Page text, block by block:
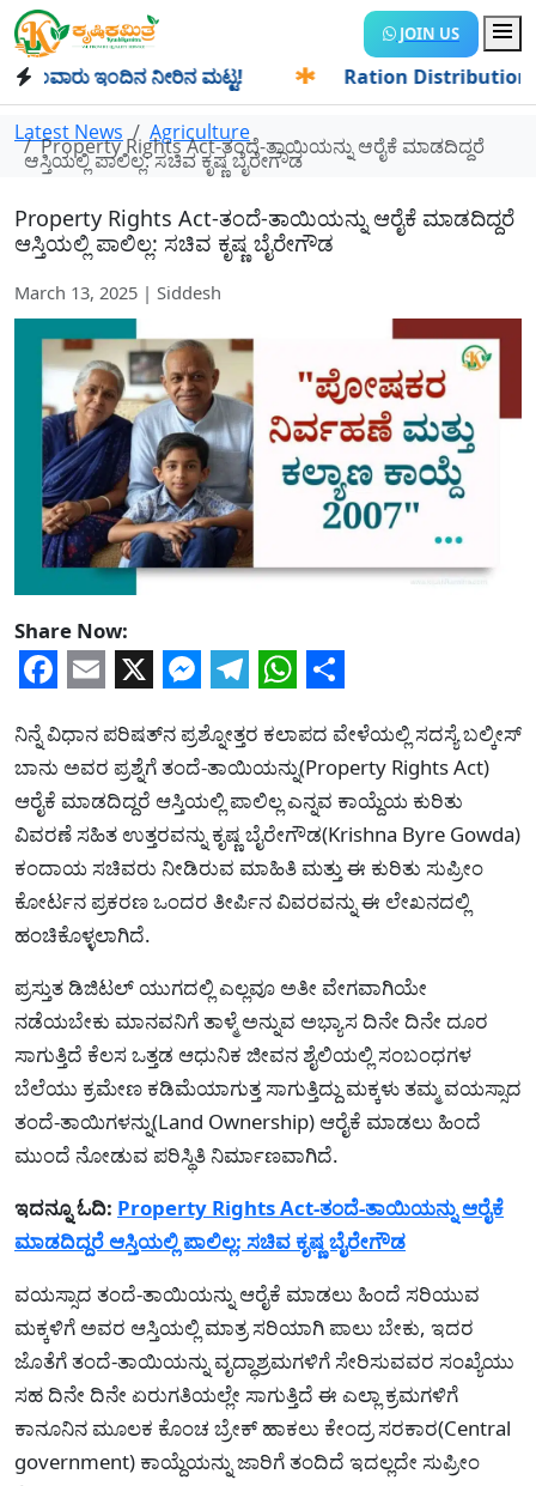
JOIN US
ಇಂದಿನ ನೀರಿನ ಮಟ್ಟ! Ration Distribution-
Latest News Agriculture
Property Rights Act-ತಂದೆ-ತಾಯಿಯನ್ನು ಆರೈಕೆ ಮಾಡದಿದ್ದರೆ
ಆಸ್ತಿಯಲ್ಲಿ ಪಾಲಿಲ್ಲ: ಸಚಿವ ಕೃಷ್ಣ ಬೈರೇಗೌಡ
Property Rights Act-ತಂದೆ-ತಾಯಿಯನ್ನು ಆರೈಕೆ ಮಾಡದಿದ್ದರೆ
ಆಸ್ತಿಯಲ್ಲಿ ಪಾಲಿಲ್ಲ: ಸಚಿವ ಕೃಷ್ಣ ಬೈರೇಗೌಡ
March 13, 2025 | Siddesh
Share Now:
Facebook
Email
X Messenger
Telegram
WhatsApp
Share
ನಿನ್ನೆ ವಿಧಾನ ಪರಿಷತ್‍ನ ಪ್ರಶ್ನೋತ್ತರ ಕಲಾಪದ ವೇಳೆಯಲ್ಲಿ ಸದಸ್ಯೆ ಬಲ್ಕೀಸ್
ಬಾನು ಅವರ ಪ್ರಶ್ನೆಗೆ ತಂದೆ-ತಾಯಿಯನ್ನು(Property Rights Act)
ಆರೈಕೆ ಮಾಡದಿದ್ದರೆ ಆಸ್ತಿಯಲ್ಲಿ ಪಾಲಿಲ್ಲ ಎನ್ನವ ಕಾಯ್ದೆಯ ಕುರಿತು
ವಿವರಣೆ ಸಹಿತ ಉತ್ತರವನ್ನು ಕೃಷ್ಣ ಬೈರೇಗೌಡ(Krishna Byre Gowda)
ಕಂದಾಯ ಸಚಿವರು ನೀಡಿರುವ ಮಾಹಿತಿ ಮತ್ತು ಈ ಕುರಿತು ಸುಪ್ರೀಂ
ಕೋರ್ಟನ ಪ್ರಕರಣ ಒಂದರ ತೀರ್ಪಿನ ವಿವರವನ್ನು ಈ ಲೇಖನದಲ್ಲಿ
ಹಂಚಿಕೊಳ್ಳಲಾಗಿದೆ.
ಪ್ರಸ್ತುತ ಡಿಜಿಟಲ್ ಯುಗದಲ್ಲಿ ಎಲ್ಲವೂ ಅತೀ ವೇಗವಾಗಿಯೇ
ನಡೆಯಬೇಕು ಮಾನವನಿಗೆ ತಾಳ್ಮೆ ಅನ್ನುವ ಅಭ್ಯಾಸ ದಿನೇ ದಿನೇ ದೂರ
ಸಾಗುತ್ತಿದೆ ಕೆಲಸ ಒತ್ತಡ ಆಧುನಿಕ ಜೀವನ ಶೈಲಿಯಲ್ಲಿ ಸಂಬಂಧಗಳ
ಬೆಲೆಯು ಕ್ರಮೇಣ ಕಡಿಮೆಯಾಗುತ್ತ ಸಾಗುತ್ತಿದ್ದು ಮಕ್ಕಳು ತಮ್ಮ ವಯಸ್ಸಾದ
ತಂದೆ-ತಾಯಿಗಳನ್ನು(Land Ownership) ಆರೈಕೆ ಮಾಡಲು ಹಿಂದೆ
ಮುಂದೆ ನೋಡುವ ಪರಿಸ್ಥಿತಿ ನಿರ್ಮಾಣವಾಗಿದೆ.
ಇದನ್ನೂ ಓದಿ: Property Rights Act-ತಂದೆ-ತಾಯಿಯನ್ನು ಆರೈಕೆ
ಮಾಡದಿದ್ದರೆ ಆಸ್ತಿಯಲ್ಲಿ ಪಾಲಿಲ್ಲ: ಸಚಿವ ಕೃಷ್ಣ ಬೈರೇಗೌಡ
ವಯಸ್ಸಾದ ತಂದೆ-ತಾಯಿಯನ್ನು ಆರೈಕೆ ಮಾಡಲು ಹಿಂದೆ ಸರಿಯುವ
ಮಕ್ಕಳಿಗೆ ಅವರ ಆಸ್ತಿಯಲ್ಲಿ ಮಾತ್ರ ಸರಿಯಾಗಿ ಪಾಲು ಬೇಕು, ಇದರ
ಜೊತೆಗೆ ತಂದೆ-ತಾಯಿಯನ್ನು ವೃದ್ಧಾಶ್ರಮಗಳಿಗೆ ಸೇರಿಸುವವರ ಸಂಖ್ಯೆಯು
ಸಹ ದಿನೇ ದಿನೇ ಏರುಗತಿಯಲ್ಲೇ ಸಾಗುತ್ತಿದೆ ಈ ಎಲ್ಲಾ ಕ್ರಮಗಳಿಗೆ
ಕಾನೂನಿನ ಮೂಲಕ ಕೊಂಚ ಬ್ರೇಕ್ ಹಾಕಲು ಕೇಂದ್ರ ಸರಕಾರ(Central
government) ಕಾಯ್ದೆಯನ್ನು ಜಾರಿಗೆ ತಂದಿದೆ ಇದಲ್ಲದೇ ಸುಪ್ರೀಂ